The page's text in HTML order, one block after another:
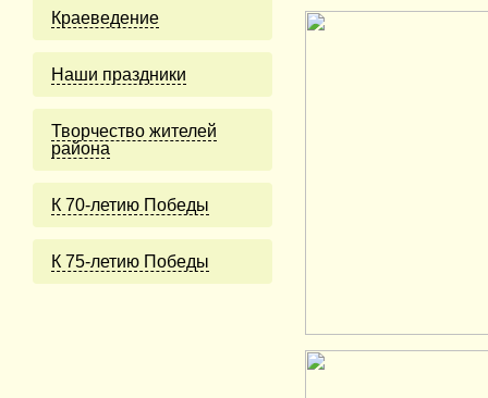
Краеведение
Наши праздники
Творчество жителей
района
К 70-летию Победы
К 75-летию Победы